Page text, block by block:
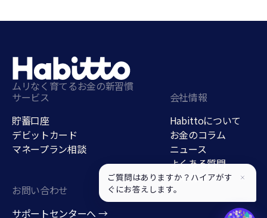
ムリなく育てるお金の新習慣
サービス
貯蓄口座
デビットカード
マネープラン相談
会社情報
Habittoについて
お金のコラム
ニュース
よくある質問
採用情報
お問い合わせ
サポートセンターへ →
ご質問はありますか？ハイアがす
ぐにお答えします。